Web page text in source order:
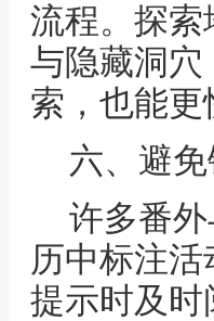
流程。探
与隐藏洞
索，也能更
六、避
许多番
历中标注
提示时及